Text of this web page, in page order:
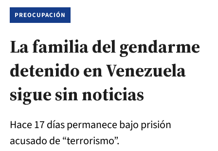
PREOCUPACIÓN
La familia del gendarme
detenido en Venezuela
sigue sin noticias
Hace 17 días permanece bajo prisión
acusado de “terrorismo”.